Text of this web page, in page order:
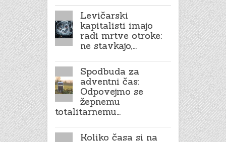
Levičarski
kapitalisti imajo
radi mrtve otroke:
ne stavkajo,…
Spodbuda za
adventni čas:
Odpovejmo se
žepnemu
totalitarnemu…
Koliko časa si na